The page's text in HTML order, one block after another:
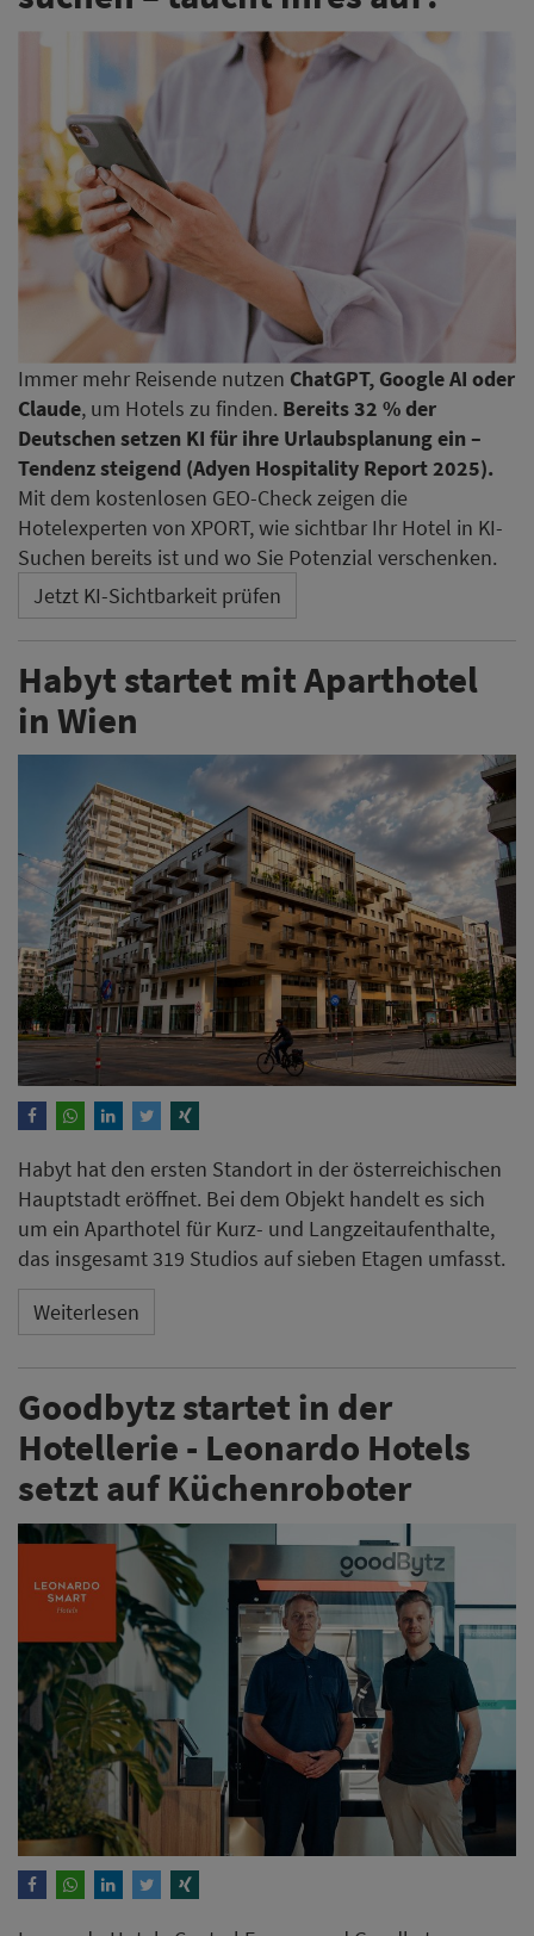
Immer mehr Reisende nutzen ChatGPT, Google AI oder
Claude, um Hotels zu finden. Bereits 32 % der
Deutschen setzen KI für ihre Urlaubsplanung ein –
Tendenz steigend (Adyen Hospitality Report 2025).
Mit dem kostenlosen GEO-Check zeigen die
Hotelexperten von XPORT, wie sichtbar Ihr Hotel in KI-
Suchen bereits ist und wo Sie Potenzial verschenken.
Jetzt KI-Sichtbarkeit prüfen
Habyt startet mit Aparthotel
in Wien
Habyt hat den ersten Standort in der österreichischen
Hauptstadt eröffnet. Bei dem Objekt handelt es sich
um ein Aparthotel für Kurz- und Langzeitaufenthalte,
das insgesamt 319 Studios auf sieben Etagen umfasst.
Weiterlesen
Goodbytz startet in der
Hotellerie - Leonardo Hotels
setzt auf Küchenroboter